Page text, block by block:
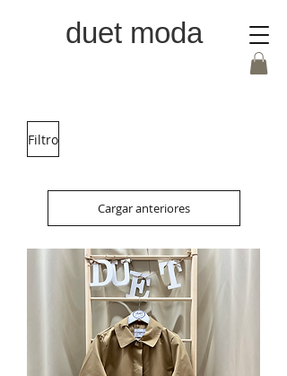
duet moda
Filtro
Cargar anteriores